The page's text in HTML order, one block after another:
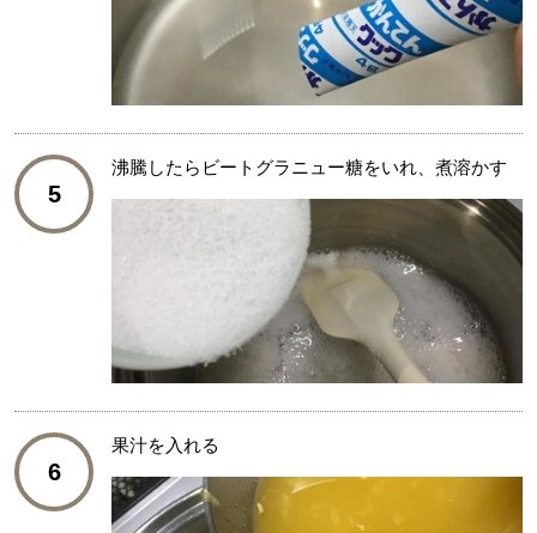
5
沸騰したらビートグラニュー糖をいれ、煮溶かす
6
果汁を入れる